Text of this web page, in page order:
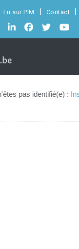
Lu sur PIM Contact
pas identifié(e) :